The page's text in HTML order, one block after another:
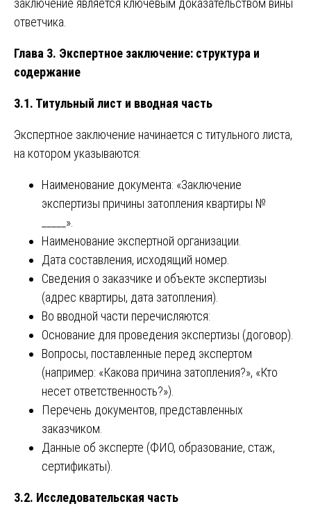
заключение является ключевым доказательством вины
ответчика.
Глава 3. Экспертное заключение: структура и
содержание
3.1. Титульный лист и вводная часть
Экспертное заключение начинается с титульного листа,
на котором указываются:
Наименование документа: «Заключение
экспертизы причины затопления квартиры №
_____».
Наименование экспертной организации.
Дата составления, исходящий номер.
Сведения о заказчике и объекте экспертизы
(адрес квартиры, дата затопления).
Во вводной части перечисляются:
Основание для проведения экспертизы (договор).
Вопросы, поставленные перед экспертом
(например: «Какова причина затопления?», «Кто
несет ответственность?»).
Перечень документов, представленных
заказчиком.
Данные об эксперте (ФИО, образование, стаж,
сертификаты).
3.2. Исследовательская часть